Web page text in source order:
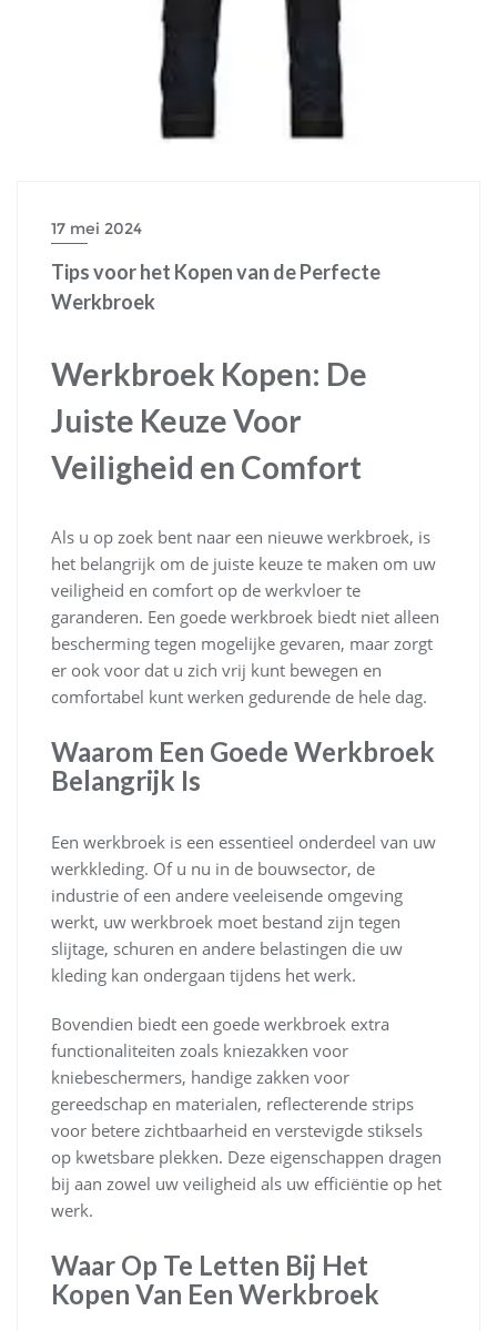
17 mei 2024
Tips voor het Kopen van de Perfecte
Werkbroek
Werkbroek Kopen: De
Juiste Keuze Voor
Veiligheid en Comfort
Als u op zoek bent naar een nieuwe werkbroek, is
het belangrijk om de juiste keuze te maken om uw
veiligheid en comfort op de werkvloer te
garanderen. Een goede werkbroek biedt niet alleen
bescherming tegen mogelijke gevaren, maar zorgt
er ook voor dat u zich vrij kunt bewegen en
comfortabel kunt werken gedurende de hele dag.
Waarom Een Goede Werkbroek
Belangrijk Is
Een werkbroek is een essentieel onderdeel van uw
werkkleding. Of u nu in de bouwsector, de
industrie of een andere veeleisende omgeving
werkt, uw werkbroek moet bestand zijn tegen
slijtage, schuren en andere belastingen die uw
kleding kan ondergaan tijdens het werk.
Bovendien biedt een goede werkbroek extra
functionaliteiten zoals kniezakken voor
kniebeschermers, handige zakken voor
gereedschap en materialen, reflecterende strips
voor betere zichtbaarheid en verstevigde stiksels
op kwetsbare plekken. Deze eigenschappen dragen
bij aan zowel uw veiligheid als uw efficiëntie op het
werk.
Waar Op Te Letten Bij Het
Kopen Van Een Werkbroek